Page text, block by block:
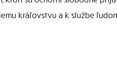
kráľovstvu a k službe